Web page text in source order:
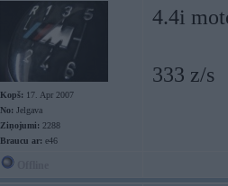
Kopš: 17. Apr 2007
No: Jelgava
Ziņojumi: 2288
Braucu ar: e46
4.4i
333 z/s